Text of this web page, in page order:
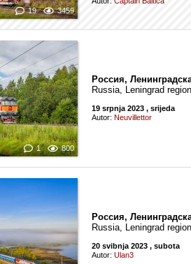
19 3459
1 800
Россия,
Russia, Leningrad
19 srpnja 2023 , srijeda
Autor: Neuvillettor
Россия,
Russia, Leningrad
20 svibnja 2023 , subota
Autor: Ulan3